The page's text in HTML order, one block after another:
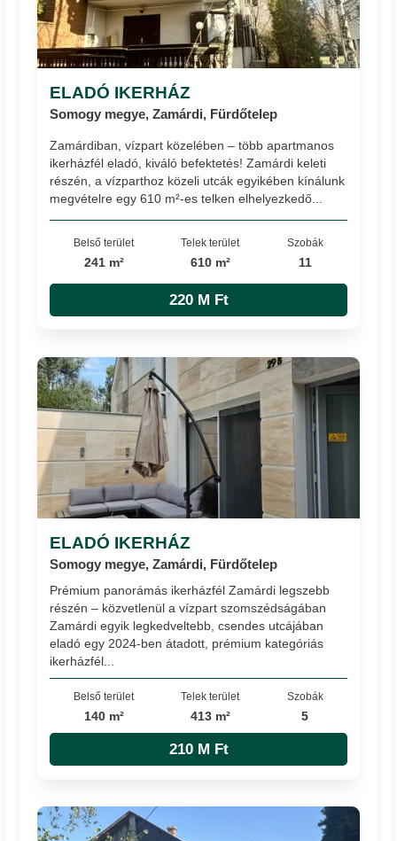
ELADÓ IKERHÁZ
Somogy megye, Zamárdi, Fürdőtelep
Zamárdiban, vízpart közelében – több apartmanos
ikerházfél eladó, kiváló befektetés! Zamárdi keleti
részén, a vízparthoz közeli utcák egyikében kínálunk
megvételre egy 610 m²-es telken elhelyezkedő...
Belső terület
241 m²
Telek terület
610 m²
Szobák
11
220 M Ft
ELADÓ IKERHÁZ
Somogy megye, Zamárdi, Fürdőtelep
Prémium panorámás ikerházfél Zamárdi legszebb
részén – közvetlenül a vízpart szomszédságában
Zamárdi egyik legkedveltebb, csendes utcájában
eladó egy 2024-ben átadott, prémium kategóriás
ikerházfél...
Belső terület
140 m²
Telek terület
413 m²
Szobák
5
210 M Ft